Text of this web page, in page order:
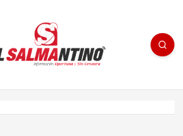
- medios/noticias/editorial